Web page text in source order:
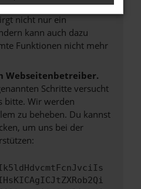
nicht nur ein
kann auch dazu
Funktionen nicht mehr
Webseitenbetreiber.
Schritte versucht
bitte. Wir werden
zu beheben. Du kannst
um uns bei der